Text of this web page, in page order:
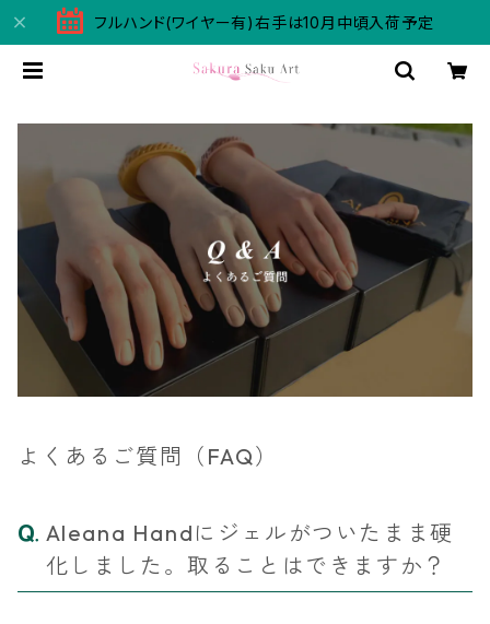
フルハンド(ワイヤー有)右手は10月中頃入荷予定
よくあるご質問（FAQ）
Aleana Handにジェルがついたまま硬
化しました。取ることはできますか？